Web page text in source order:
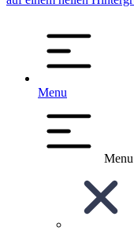
Menu
Menu